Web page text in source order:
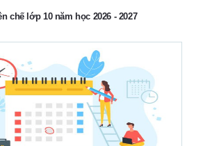
chế lớp 10 năm học 2026 - 2027